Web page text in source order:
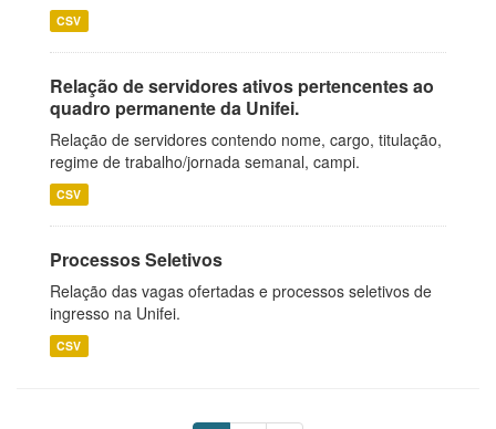
CSV
Relação de servidores ativos pertencentes ao
quadro permanente da Unifei.
Relação de servidores contendo nome, cargo, titulação,
regime de trabalho/jornada semanal, campi.
CSV
Processos Seletivos
Relação das vagas ofertadas e processos seletivos de
ingresso na Unifei.
CSV